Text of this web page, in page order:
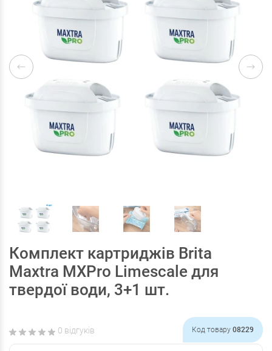
Комплект картриджів Brita
Maxtra MXPro Limescale для
твердої води, 3+1 шт.
0 відгуків Код товару 08229